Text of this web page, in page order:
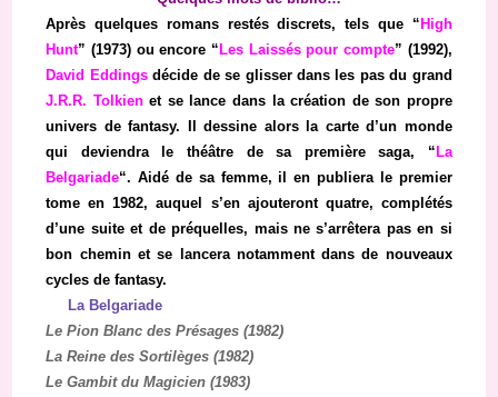
Après quelques romans restés discrets, tels que “High
Hunt” (1973) ou encore “Les Laissés pour compte” (1992),
David Eddingsdécide de se glisser dans les pas du grand
J.R.R. Tolkienet se lance dans la création de son propre
univers de fantasy. Il dessine alors la carte d’un monde
qui deviendra le théâtre de sa première saga, “La
Belgariade“. Aidé de sa femme, il en publiera le premier
tome en 1982, auquel s’en ajouteront quatre, complétés
d’une suite et de préquelles, mais ne s’arrêtera pas en si
bon chemin et se lancera notamment dans de nouveaux
cycles de fantasy.
La Belgariade
Le Pion Blanc des Présages (1982)
La Reine des Sortilèges (1982)
Le Gambit du Magicien (1983)